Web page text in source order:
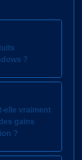
?
elle vraiment
gains
?